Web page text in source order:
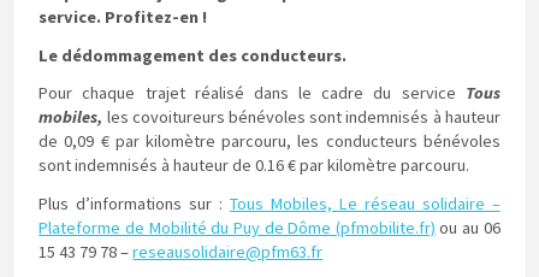
service. Profitez-en !
Le dédommagement des conducteurs.
Pour chaque trajet réalisé dans le cadre du service Tous
mobiles, les covoitureurs bénévoles sont indemnisés à hauteur
de 0,09 € par kilomètre parcouru, les conducteurs bénévoles
sont indemnisés à hauteur de 0.16 € par kilomètre parcouru.
Plus d’informations sur :Tous Mobiles, Le réseau solidaire –
Plateforme de Mobilité du Puy de Dôme (pfmobilite.fr) ou au 06
15 43 79 78 –reseausolidaire@pfm63.fr